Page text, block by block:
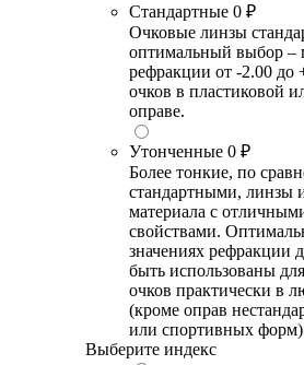
Стандартные 0 ₽
Очковые линзы
оптимальный выбор –
рефракции от -2.00 до
очков в пластиковой
оправе.
Утонченные 0 ₽
Более тонкие, по
стандартными, линзы
материала с
свойствами.
значениях рефракции
быть использованы
очков практически в
(кроме оправ
или спортивных
Выберите индекс